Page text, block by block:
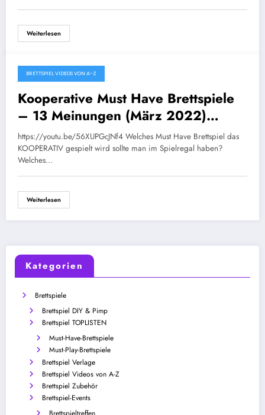
Weiterlesen
März 20, 2022
BRETTSPIEL VIDEOS VON A-Z
Kooperative Must Have Brettspiele
– 13 Meinungen (März 2022)
[Community Video]
https://youtu.be/56XUPGcJNf4 Welches Must Have Brettspiel das
KOOPERATIV gespielt wird sollte man im Spielregal haben?
Welches…
Weiterlesen
Kategorien
Brettspiele
Brettspiel DIY & Pimp
Brettspiel TOPLISTEN
Must-Have-Brettspiele
Must-Play-Brettspiele
Brettspiel Verlage
Brettspiel Videos von A-Z
Brettspiel Zubehör
Brettspiel-Events